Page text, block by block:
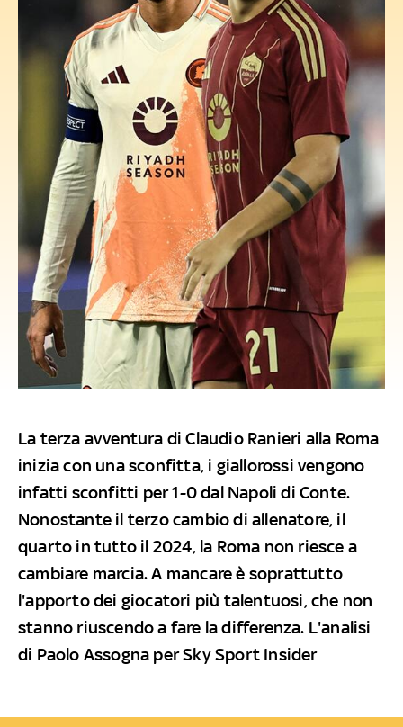
La terza avventura di Claudio Ranieri alla Roma
inizia con una sconfitta, i giallorossi vengono
infatti sconfitti per 1-0 dal Napoli di Conte.
Nonostante il terzo cambio di allenatore, il
quarto in tutto il 2024, la Roma non riesce a
cambiare marcia. A mancare è soprattutto
l'apporto dei giocatori più talentuosi, che non
stanno riuscendo a fare la differenza. L'analisi
di Paolo Assogna per Sky Sport Insider